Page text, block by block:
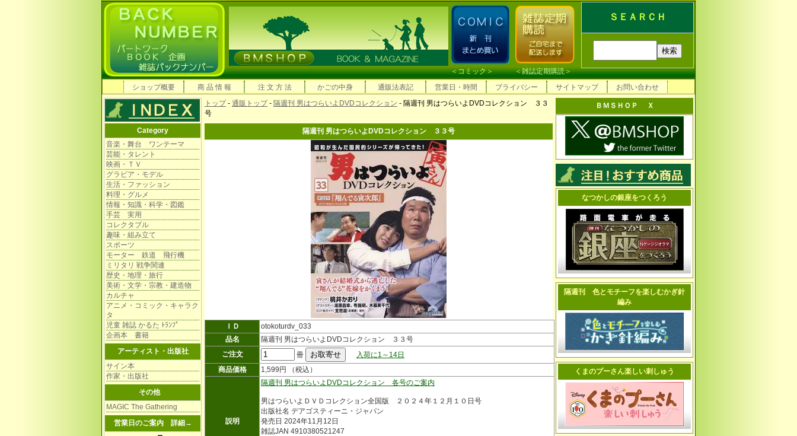
ＳＥＡＲＣＨ
＜コミック＞ ＜雑誌定期購読＞
ショップ概要
商 品 情 報 注 文 方 法 かごの中身 通販法表記 営業日・時間 プライバシー サイトマップ お問い合わせ
Category
音楽・舞台 ワンテーマ
芸能・タレント
映画・ＴＶ
グラビア・モデル
生活・ファッション
料理・グルメ
情報・知識・科学・図鑑
手芸 実用
コレクタブル
趣味・組み立て
スポーツ
モーター 鉄道 飛行機
ミリタリ 戦争関連
歴史・地理・旅行
美術・文学・宗教・建造物
カルチャ
アニメ・コミック・キャラク
タ
児童 雑誌 かるた ﾄﾗﾝﾌﾟ
企画本 書籍
アーティスト・出版社
サイン本
作家・出版社
その他
MAGIC The Gathering
営業日のご案内 詳細→
トップ- 通販トップ- 隔週刊 男はつらいよDVDコレクション - 隔週刊 男はつらいよDVDコレクション ３３
号
隔週刊 男はつらいよDVDコレクション ３３号
ＩＤ
otokoturdv_033
品名
隔週刊 男はつらいよDVDコレクション ３３号
ご注文
冊
入荷に1～14日
商品価格
1,599円 （税込）
説明
隔週刊 男はつらいよDVDコレクション 各号のご案内
男はつらいよＤＶＤコレクション全国版 ２０２４年１２月１０日号
出版社名 デアゴスティーニ・ジャパン
発売日 2024年11月12日
雑誌JAN 4910380521247
ＢＭＳＨＯＰ Ｘ
なつかしの銀座をつくろう
隔週刊 色とモチーフを楽しむかぎ針
編み
くまのプーさん楽しい刺しゅう